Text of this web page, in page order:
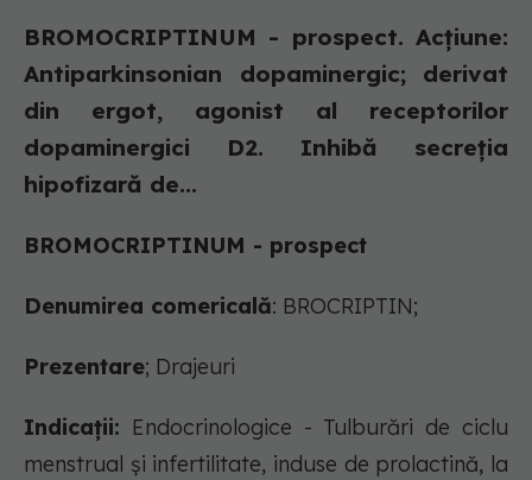
BROMOCRIPTINUM - prospect. Acţiune:
Antiparkinsonian dopaminergic; derivat
din ergot, agonist al receptorilor
dopaminergici D2. Inhibă secreţia
hipofizară de...
BROMOCRIPTINUM - prospect
Denumirea comericală: BROCRIPTIN;
Prezentare; Drajeuri
Indicații: Endocrinologice - Tulburări de ciclu
menstrual şi infertilitate, induse de prolactină, la